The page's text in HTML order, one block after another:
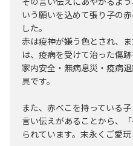
いう願いを込めて張り子の
した。
赤は疫神が嫌う色とされ、
は、疫病を受けて治った傷跡
家内安全・無病息災・疫病
具です。
また、赤べこを持っている
言い伝えがあることから、
られています。末永くご愛玩